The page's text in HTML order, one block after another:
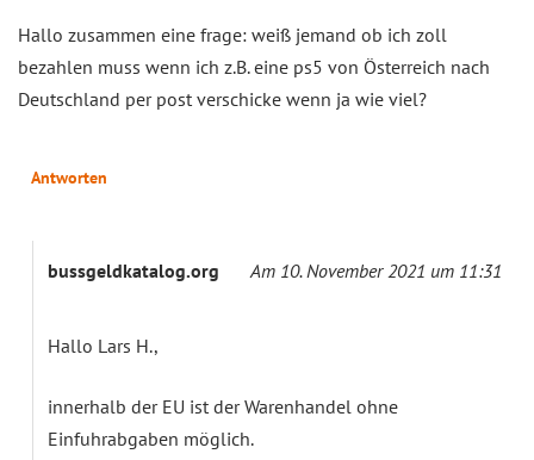
Hallo zusammen eine frage: weiß jemand ob ich zoll
bezahlen muss wenn ich z.B. eine ps5 von Österreich nach
Deutschland per post verschicke wenn ja wie viel?
Antworten
bussgeldkatalog.org Am 10. November 2021 um 11:31
Hallo Lars H.,
innerhalb der EU ist der Warenhandel ohne
Einfuhrabgaben möglich.